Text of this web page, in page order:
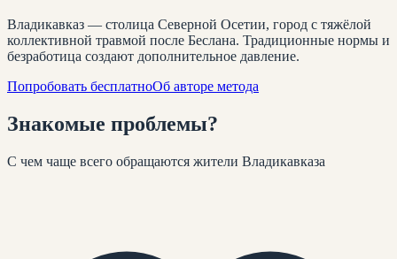
Владикавказ — столица Северной Осетии, город с тяжёлой
коллективной травмой после Беслана. Традиционные нормы и
безработица создают дополнительное давление.
Попробовать бесплатноОб авторе метода
Знакомые проблемы?
С чем чаще всего обращаются жители Владикавказа